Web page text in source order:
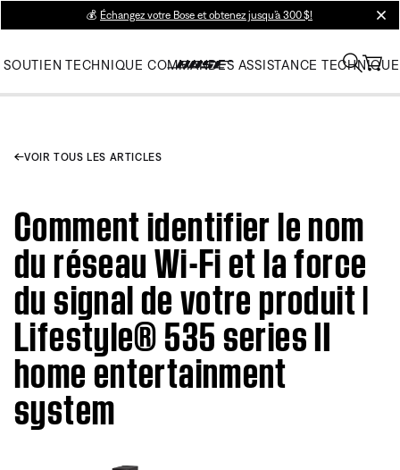
💰 Échangez votre Bose et obtenez jusqu’à 300 $!
SOUTIEN TECHNIQUE COMMANDES ASSISTANCE TECHNIQUE
VOIR TOUS LES ARTICLES
Comment identifier le nom
du réseau Wi-Fi et la force
du signal de votre produit |
Lifestyle® 535 series II
home entertainment
system